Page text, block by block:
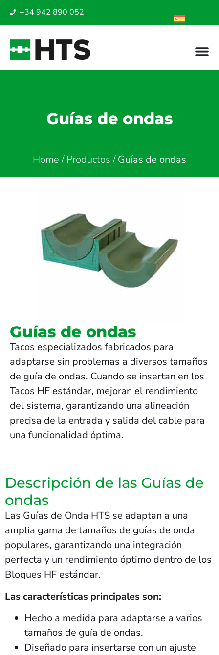
+34 942 890 052
Guías de ondas
Home/Productos/Guías de ondas
Guías de ondas
Tacos especializados fabricados para
adaptarse sin problemas a diversos tamaños
de guía de ondas. Cuando se insertan en los
Tacos HF estándar, mejoran el rendimiento
del sistema, garantizando una alineación
precisa de la entrada y salida del cable para
una funcionalidad óptima.
Descripción de las Guías de
ondas
Las Guías de Onda HTS se adaptan a una
amplia gama de tamaños de guías de onda
populares, garantizando una integración
perfecta y un rendimiento óptimo dentro de los
Bloques HF estándar.
Las características principales son:
Hecho a medida para adaptarse a varios
tamaños de guía de ondas.
Diseñado para insertarse con un ajuste